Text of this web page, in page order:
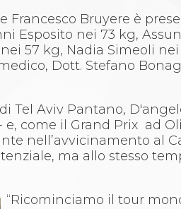
Francesco Bruyere è
Esposito nei 73 kg,
57 kg, Nadia Simeoli
Dott. Stefano
Tel Aviv Pantano,
come il Grand Prix ad
nell’avvicinamento al
ma allo stesso
“Ricominciamo il tour